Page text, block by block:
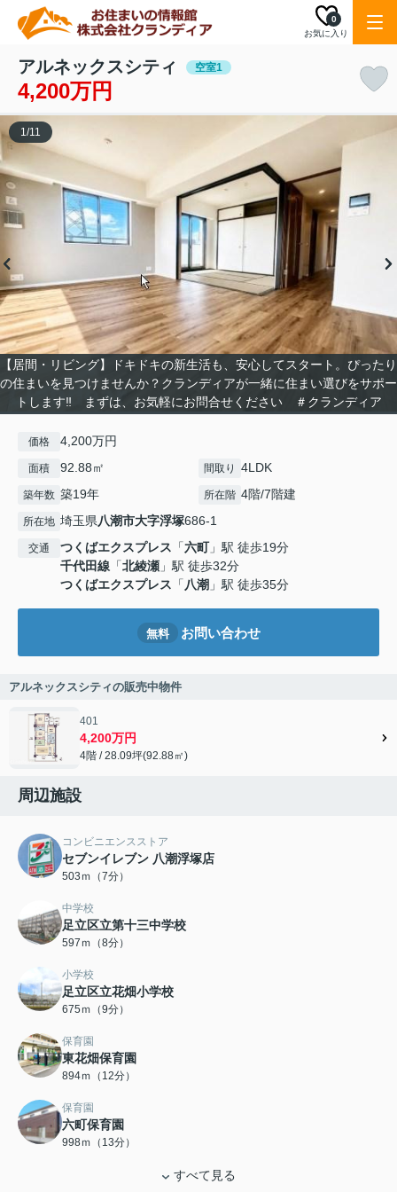
お気に入り
0
アルネックスシティ 空室1
4,200万円
【居間・リビング】ドキドキの新生活も、安心してスタート。ぴったり
の住まいを見つけませんか？クランディアが一緒に住まい選びをサポー
トします‼ まずは、お気軽にお問合せください ＃クランディア
1/11
価格 4,200万円
面積 92.88㎡ 間取り 4LDK
築年数 築19年 所在階 4階/7階建
所在地 埼玉県八潮市大字浮塚686-1
交通 つくばエクスプレス 「六町」駅 徒歩19分
千代田線 「北綾瀬 」駅 徒歩32分
つくばエクスプレス 「八潮 」駅 徒歩35分
無料 お問い合わせ
アルネックスシティの販売中物件
401
4,200万円
4階 / 28.09坪(92.88㎡)
周辺施設
コンビニエンスストア
セブンイレブン 八潮浮塚店
503ｍ（7分）
中学校
足立区立第十三中学校
597ｍ（8分）
小学校
足立区立花畑小学校
675ｍ（9分）
保育園
東花畑保育園
894ｍ（12分）
保育園
六町保育園
998ｍ（13分）
すべて見る